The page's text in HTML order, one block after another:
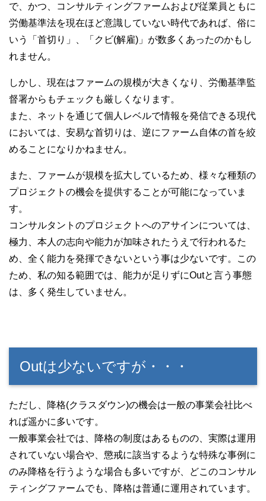
で、かつ、コンサルティングファームおよび従業員ともに
労働基準法を現在ほど意識していない時代であれば、俗に
いう「首切り」、「クビ(解雇)」が数多くあったのかもし
れません。
しかし、現在はファームの規模が大きくなり、労働基準監
督署からもチェックも厳しくなります。
また、ネットを通じて個人レベルで情報を発信できる現代
においては、安易な首切りは、逆にファーム自体の首を絞
めることになりかねません。
また、ファームが規模を拡大しているため、様々な種類の
プロジェクトの機会を提供することが可能になっていま
す。
コンサルタントのプロジェクトへのアサインについては、
極力、本人の志向や能力が加味されたうえで行われるた
め、全く能力を発揮できないという事は少ないです。この
ため、私の知る範囲では、能力が足りずにOutと言う事態
は、多く発生していません。
Outは少ないですが・・・
ただし、降格(クラスダウン)の機会は一般の事業会社比べ
れば遥かに多いです。
一般事業会社では、降格の制度はあるものの、実際は運用
されていない場合や、懲戒に該当するような特殊な事例に
のみ降格を行うような場合も多いですが、どこのコンサル
ティングファームでも、降格は普通に運用されています。